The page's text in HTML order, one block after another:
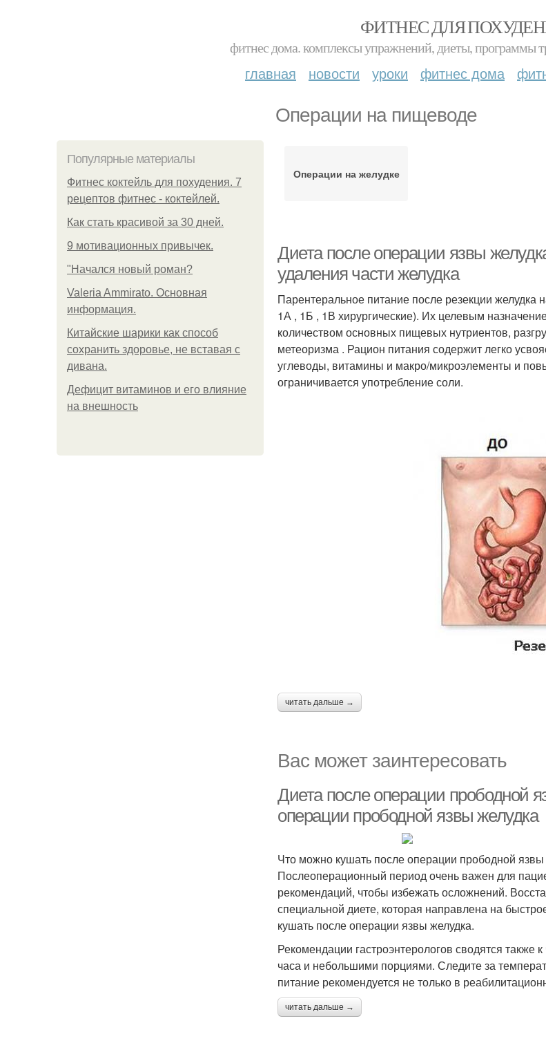
ФИТНЕС ДЛЯ
фитнес дома. комплексы упражнений, диеты, программы
главная новости уроки фитнес дома
Операции на пищеводе
Популярные материалы
Фитнес коктейль для похудения. 7
рецептов фитнес - коктейлей.
Как стать красивой за 30 дней.
9 мотивационных привычек.
"Начался новый роман?
Valeria Ammirato. Основная
информация.
Китайские шарики как способ
сохранить здоровье, не вставая с
дивана.
Дефицит витаминов и его влияние
на внешность
Операции на желудке
Диета после операции язвы
удаления части желудка
Парентеральное питание после резекции
1А , 1Б , 1В хирургические). Их целевым
количеством основных пищевых нутриентов,
метеоризма . Рацион питания содержит легко
углеводы, витамины и макро/микроэлементы и
ограничивается употребление соли.
читать дальше →
Вас может заинтересовать
Диета после операции прободной
операции прободной язвы желудка
Что можно кушать после операции прободной язвы
Послеоперационный период очень важен для
рекомендаций, чтобы избежать осложнений.
специальной диете, которая направлена на
кушать после операции язвы желудка.
Рекомендации гастроэнтерологов сводятся
часа и небольшими порциями. Следите за
питание рекомендуется не только в
читать дальше →